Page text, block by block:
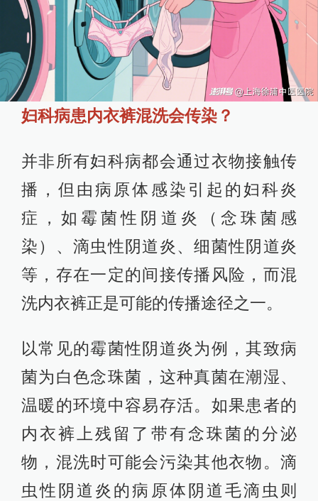
妇科病患内衣裤混洗会传染？
并非所有妇科病都会通过衣物接触传
播，但由病原体感染引起的妇科炎
症，如霉菌性阴道炎（念珠菌感
染）、滴虫性阴道炎、细菌性阴道炎
等，存在一定的间接传播风险，而混
洗内衣裤正是可能的传播途径之一。
以常见的霉菌性阴道炎为例，其致病
菌为白色念珠菌，这种真菌在潮湿、
温暖的环境中容易存活。如果患者的
内衣裤上残留了带有念珠菌的分泌
物，混洗时可能会污染其他衣物。滴
虫性阴道炎的病原体阴道毛滴虫则